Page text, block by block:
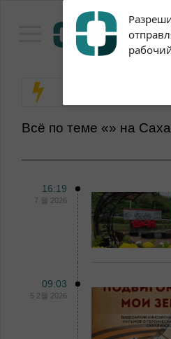
Subscribe to our
notifications!
To enable
on the notification
Всё по теме «» на
16:19
7 월 2026
09:03
5 2월 2026